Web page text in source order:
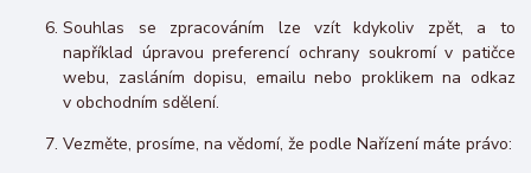
Souhlas se zpracováním lze vzít kdykoliv zpět, a to
například úpravou preferencí ochrany soukromí v patičce
webu, zasláním dopisu, emailu nebo proklikem na odkaz
v obchodním sdělení.
Vezměte, prosíme, na vědomí, že podle Nařízení máte právo: